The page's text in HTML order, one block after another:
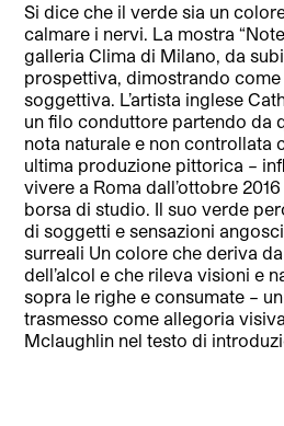
Si dice che il verde sia un
calmare i nervi. La mostra
galleria Clima di Milano, da
prospettiva, dimostrando
soggettiva. L’artista inglese
un filo conduttore partendo da
nota naturale e non controllata
ultima produzione pittorica –
vivere a Roma dall’ottobre
borsa di studio. Il suo verde
di soggetti e sensazioni
surreali Un colore che deriva
dell’alcol e che rileva visioni e
sopra le righe e consumate –
trasmesso come allegoria
Mclaughlin nel testo di